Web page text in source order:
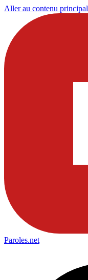
Aller au contenu principal
Paroles.net